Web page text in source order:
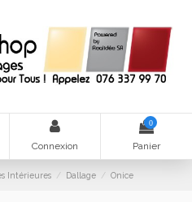
Connexion
0
Panier
Intérieures Dallage Onice